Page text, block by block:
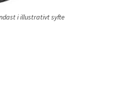
i illustrativt syfte